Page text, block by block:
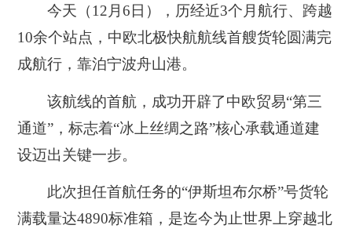
今天（12月6日），历经近3个月航行、跨越
10余个站点，中欧北极快航航线首艘货轮圆满完
成航行，靠泊宁波舟山港。
该航线的首航，成功开辟了中欧贸易“第三
通道”，标志着“冰上丝绸之路”核心承载通道建
设迈出关键一步。
此次担任首航任务的“伊斯坦布尔桥”号货轮
满载量达4890标准箱，是迄今为止世界上穿越北